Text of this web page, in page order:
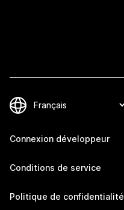
Connexion développeur
Conditions de service
Politique de confidentialité